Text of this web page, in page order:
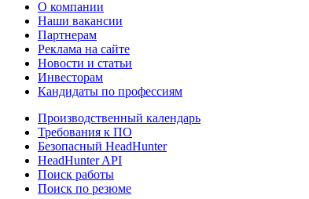
О компании
Наши вакансии
Партнерам
Реклама на сайте
Новости и статьи
Инвесторам
Кандидаты по профессиям
Производственный календарь
Требования к ПО
Безопасный HeadHunter
HeadHunter API
Поиск работы
Поиск по резюме